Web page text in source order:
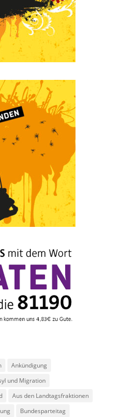
Ankündigung
und Migration
Aus den Landtagsfraktionen
Bundesparteitag